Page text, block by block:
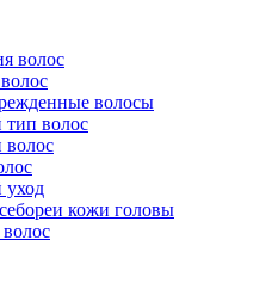
волос
волосы
волос
кожи головы